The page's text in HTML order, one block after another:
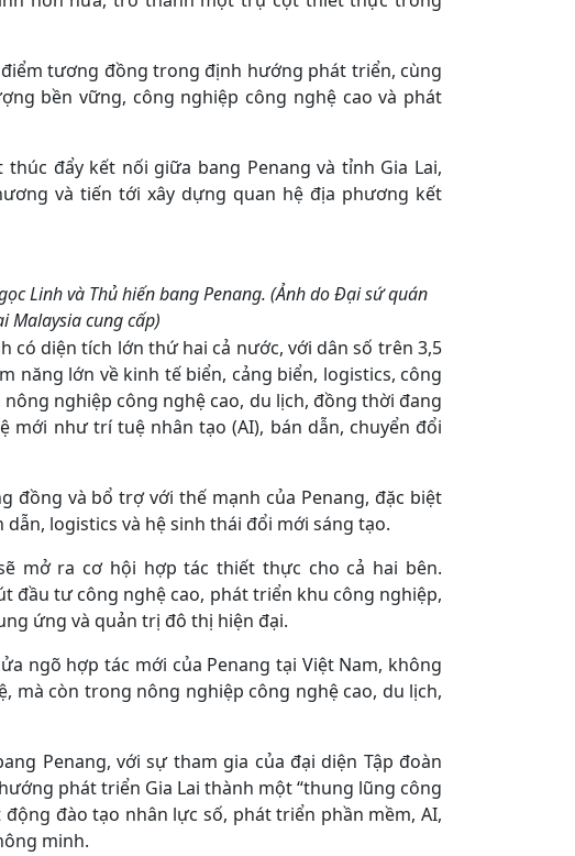
tương đồng trong định hướng phát triển, cùng
bền vững, công nghiệp công nghệ cao và phát
đẩy kết nối giữa bang Penang và tỉnh Gia Lai,
và tiến tới xây dựng quan hệ địa phương kết
Linh và Thủ hiến bang Penang. (Ảnh do Đại sứ quán
Malaysia cung cấp)
có diện tích lớn thứ hai cả nước, với dân số trên 3,5
năng lớn về kinh tế biển, cảng biển, logistics, công
nghiệp công nghệ cao, du lịch, đồng thời đang
như trí tuệ nhân tạo (AI), bán dẫn, chuyển đổi
đồng và bổ trợ với thế mạnh của Penang, đặc biệt
logistics và hệ sinh thái đổi mới sáng tạo.
mở ra cơ hội hợp tác thiết thực cho cả hai bên.
đầu tư công nghệ cao, phát triển khu công nghiệp,
ứng và quản trị đô thị hiện đại.
ngõ hợp tác mới của Penang tại Việt Nam, không
mà còn trong nông nghiệp công nghệ cao, du lịch,
Penang, với sự tham gia của đại diện Tập đoàn
phát triển Gia Lai thành một “thung lũng công
đào tạo nhân lực số, phát triển phần mềm, AI,
minh.